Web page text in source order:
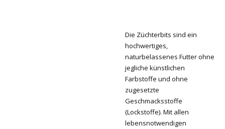
Die Züchterbits sind ein
hochwertiges,
naturbelassenes Futter ohne
jegliche künstlichen
Farbstoffe und ohne
zugesetzte
Geschmacksstoffe
(Lockstoffe). Mit allen
lebensnotwendigen